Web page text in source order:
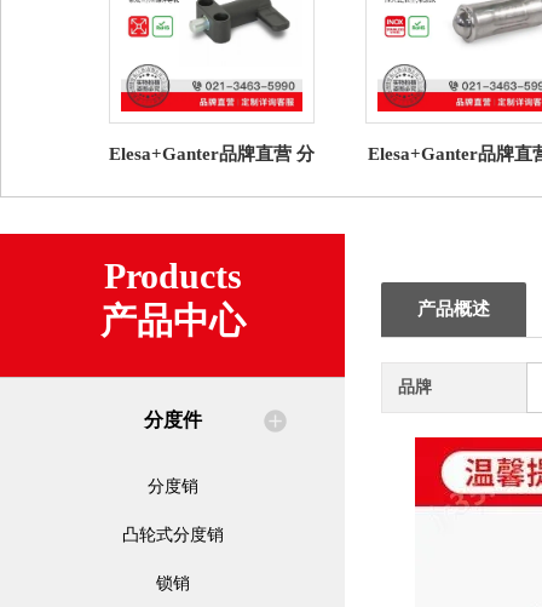
Elesa+Ganter品牌直营 分
度销 压铸锌导轨
Elesa+Ganter品牌直
簧销 压入式带滚珠
Products
产品中心
分度件
分度销
凸轮式分度销
锁销
产品概述
品牌